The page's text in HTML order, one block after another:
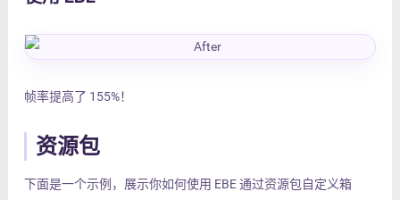
帧率提高了 155%！
资源包
下面是一个示例，展示你如何使用 EBE 通过资源包自定义箱